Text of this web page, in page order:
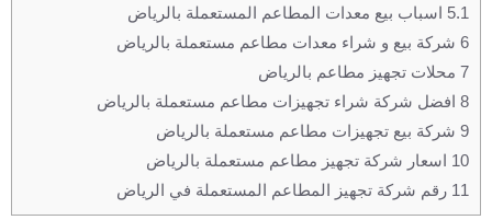
5.1اسباب بيع معدات المطاعم المستعملة بالرياض
6شركة بيع و شراء معدات مطاعم مستعملة بالرياض
7محلات تجهيز مطاعم بالرياض
8افضل شركة شراء تجهيزات مطاعم مستعملة بالرياض
9شركة بيع تجهيزات مطاعم مستعملة بالرياض
10اسعار شركة تجهيز مطاعم مستعملة بالرياض
11رقم شركة تجهيز المطاعم المستعملة في الرياض